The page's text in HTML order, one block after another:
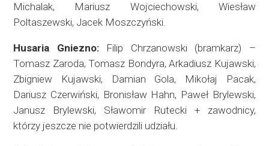
Michalak, Mariusz Wojciechowski, Wiesław
Poltaszewski, Jacek Moszczyński.
Husaria Gniezno: Filip Chrzanowski (bramkarz) –
Tomasz Zaroda, Tomasz Bondyra, Arkadiusz Kujawski,
Zbigniew Kujawski, Damian Gola, Mikołaj Pacak,
Dariusz Czerwiński, Bronisław Hahn, Paweł Brylewski,
Janusz Brylewski, Sławomir Rutecki + zawodnicy,
którzy jeszcze nie potwierdzili udziału.